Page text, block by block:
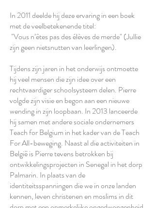
In 2011 deelde hij deze ervaring in een boek
met de veelbetekenende titel:
"Vous n’êtes pas des élèves de merde" (Jullie
zijn geen nietsnutten van leerlingen).
Tijdens zijn jaren in het onderwijs ontmoette
hij veel mensen die zijn idee over een
rechtvaardiger schoolsysteem delen. Pierre
volgde zijn visie en begon aan een nieuwe
wending in zijn loopbaan. In 2013 lanceerde
hij samen met andere sociale ondernemers
Teach for Belgium in het kader van de Teach
For All-beweging. Naast al die activiteiten in
België is Pierre tevens betrokken bij
ontwikkelingsprojecten in Senegal in het dorp
Palmarin. In plaats van de
identiteitsspanningen die we in onze landen
kennen, leven christenen en moslims in dit